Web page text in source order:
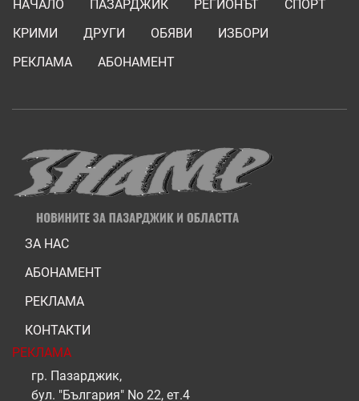
НАЧАЛО ПАЗАРДЖИК РЕГИОНЪТ
СПОРТ
КРИМИ
ДРУГИ ОБЯВИ
ИЗБОРИ
РЕКЛАМА
АБОНАМЕНТ
ЗА НАС
АБОНАМЕНТ
РЕКЛАМА
КОНТАКТИ
РЕКЛАМА
гр. Пазарджик,
бул. "България" No 22, ет.4